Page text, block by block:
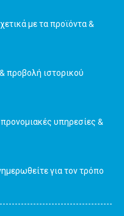
με τα προϊόντα &
προβολή ιστορικού
υπηρεσίες &
για τον τρόπο